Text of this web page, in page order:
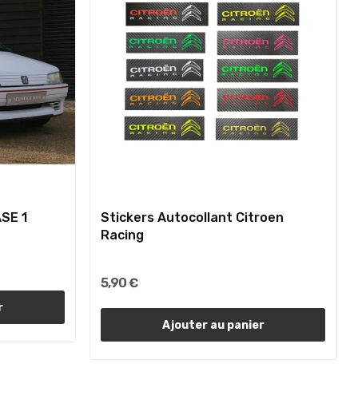
1
Stickers Autocollant Citroen
Racing
5,90 €
Ajouter au panier